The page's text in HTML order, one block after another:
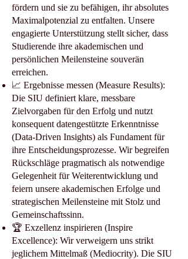
fördern und sie zu befähigen, ihr absolutes
Maximalpotenzial zu entfalten. Unsere
engagierte Unterstützung stellt sicher, dass
Studierende ihre akademischen und
persönlichen Meilensteine souverän
erreichen.
📈 Ergebnisse messen (Measure Results):
Die SIU definiert klare, messbare
Zielvorgaben für den Erfolg und nutzt
konsequent datengestützte Erkenntnisse
(Data-Driven Insights) als Fundament für
ihre Entscheidungsprozesse. Wir begreifen
Rückschläge pragmatisch als notwendige
Gelegenheit für Weiterentwicklung und
feiern unsere akademischen Erfolge und
strategischen Meilensteine mit Stolz und
Gemeinschaftssinn.
🏆 Exzellenz inspirieren (Inspire
Excellence): Wir verweigern uns strikt
jeglichem Mittelmaß (Mediocrity). Die SIU